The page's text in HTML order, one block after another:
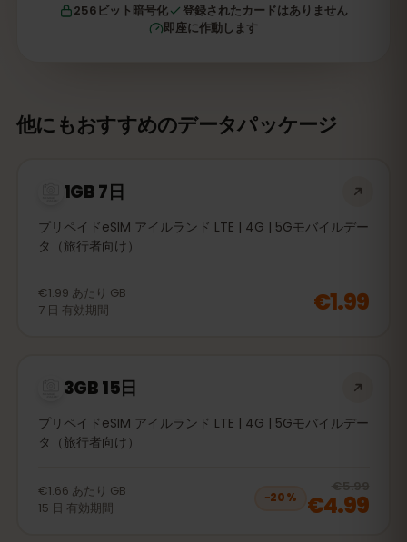
256ビット暗号化
登録されたカードはありません
即座に作動します
他にもおすすめのデータパッケージ
1GB 7日
プリペイドeSIM アイルランド LTE | 4G | 5Gモバイルデー
タ（旅行者向け）
€1.99 あたり GB
7 日 有効期間 €1.99
3GB 15日
プリペイドeSIM アイルランド LTE | 4G | 5Gモバイルデー
タ（旅行者向け）
€1.66 あたり GB
15 日 有効期間
−20%
€5.99
€4.99